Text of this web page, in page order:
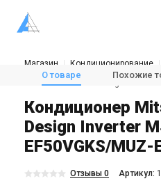
Магазин
Кондиционирование
Кондиционеры и сплит-системы
О товаре Похожие
Кондиционер
Design Inverter
EF50VGKS/MUZ-
Отзывы 0 Aртикул: